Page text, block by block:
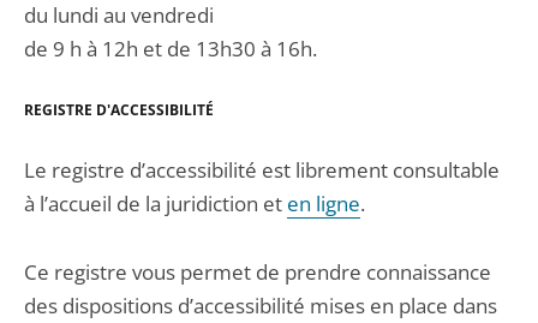
du lundi au vendredi
de 9 h à 12h et de 13h30 à 16h.
REGISTRE D'ACCESSIBILITÉ
Le registre d’accessibilité est librement consultable
à l’accueil de la juridiction et en ligne.
Ce registre vous permet de prendre connaissance
des dispositions d’accessibilité mises en place dans